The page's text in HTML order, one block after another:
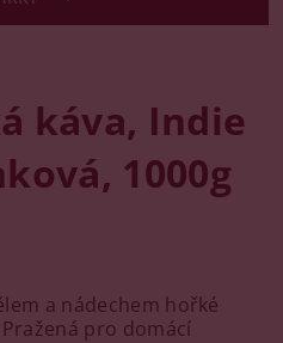
káva, Indie
1000g
a nádechem hořké
pro domácí